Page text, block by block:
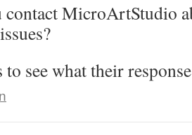
contact MicroArtStudio
see what their